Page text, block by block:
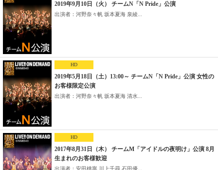
2019年9月10日（火） チームN「N Pride」公演
出演者：河野奈々帆 坂本夏海 泉綾...
HD
2019年5月18日（土）13:00～ チームN「N Pride」公演 女性の
お客様限定公演
出演者：河野奈々帆 坂本夏海 清水...
HD
2017年8月31日（木） チームM「アイドルの夜明け」公演 8月
生まれのお客様歓迎
出演者：安田桃寧 川上千尋 石田優...